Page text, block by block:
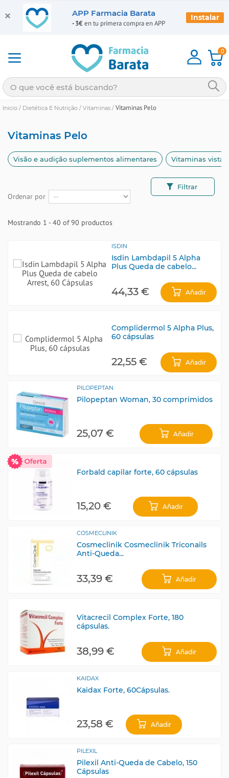
0
Inicio / Dietética E Nutrição / Vitaminas / Vitaminas Pelo
Vitaminas Pelo
Visão e audição suplementos alimentares Vitaminas vista
Ordenar por
Filtrar
Mostrando 1 - 40 of 90 productos
ISDIN
Isdin Lambdapil 5 Alpha
Plus Queda de cabelo...
44,33 € Añadir
Complidermol 5 Alpha Plus,
60 cápsulas
22,55 € Añadir
PILOPEPTAN
Pilopeptan Woman, 30 comprimidos
25,07 € Añadir
Forbald capilar forte, 60 cápsulas
15,20 € Añadir
COSMECLINIK
Cosmeclinik Cosmeclinik Triconails
Anti-Queda...
33,39 € Añadir
Vitacrecil Complex Forte, 180
cápsulas.
38,99 € Añadir
KAIDAX
Kaidax Forte, 60Cápsulas.
23,58 € Añadir
PILEXIL
Pilexil Anti-Queda de Cabelo, 150
Cápsulas
APP Farmacia Barata
-3€ en tu primera compra en APP
Instalar